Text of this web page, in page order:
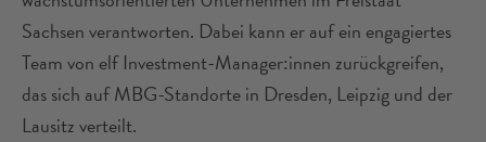
Sachsen verantworten. Dabei kann er auf ein engagiertes
Team von elf Investment-Manager:innen zurückgreifen,
das sich auf MBG-Standorte in Dresden, Leipzig und der
Lausitz verteilt.